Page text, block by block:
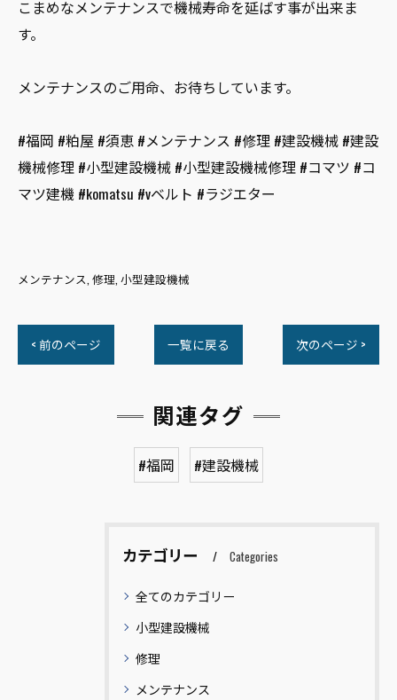
こまめなメンテナンスで機械寿命を延ばす事が出来ま
す。
メンテナンスのご用命、お待ちしています。
#福岡 #粕屋 #須恵 #メンテナンス #修理 #建設機械 #建設
機械修理 #小型建設機械 #小型建設機械修理 #コマツ #コ
マツ建機 #komatsu #vベルト #ラジエター
メンテナンス 修理 小型建設機械
< 前のページ 一覧に戻る 次のページ >
関連タグ
#福岡 #建設機械
カテゴリー Categories
全てのカテゴリー
小型建設機械
修理
メンテナンス